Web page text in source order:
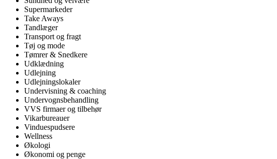
Supermarkeder
Take Aways
Tandlæger
Transport og fragt
Tøj og mode
Tømrer & Snedkere
Udklædning
Udlejning
Udlejningslokaler
Undervisning & coaching
Undervognsbehandling
VVS firmaer og tilbehør
Vikarbureauer
Vinduespudsere
Wellness
Økologi
Økonomi og penge